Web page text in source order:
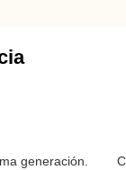
generación.